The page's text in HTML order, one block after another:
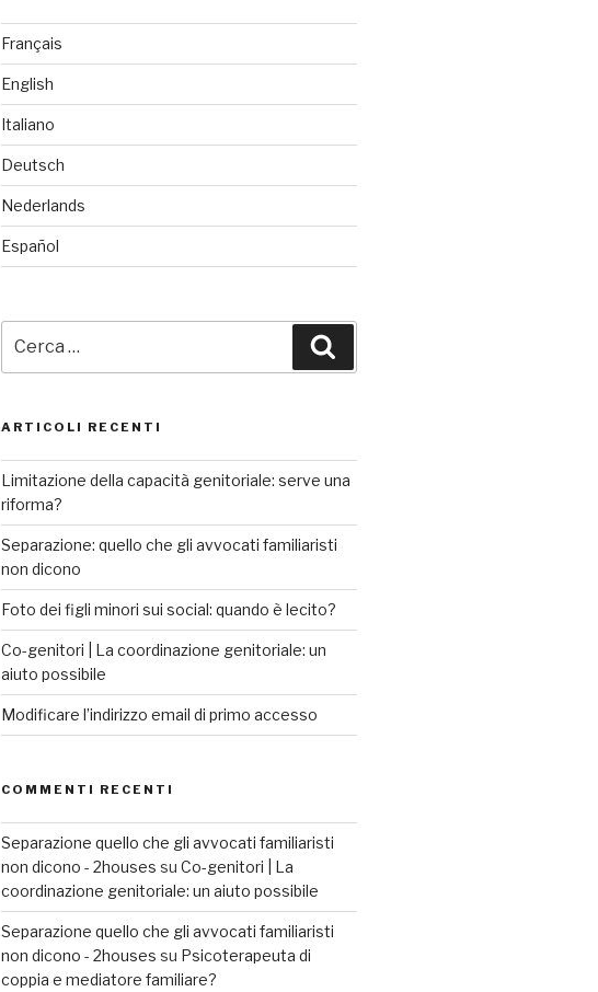
Français
English
Italiano
Deutsch
Nederlands
Español
ARTICOLI RECENTI
Limitazione della capacità genitoriale: serve una
riforma?
Separazione: quello che gli avvocati familiaristi
non dicono
Foto dei figli minori sui social: quando è lecito?
Co-genitori | La coordinazione genitoriale: un
aiuto possibile
Modificare l’indirizzo email di primo accesso
COMMENTI RECENTI
Separazione quello che gli avvocati familiaristi
non dicono - 2houses su Co-genitori | La
coordinazione genitoriale: un aiuto possibile
Separazione quello che gli avvocati familiaristi
non dicono - 2houses su Psicoterapeuta di
coppia e mediatore familiare?